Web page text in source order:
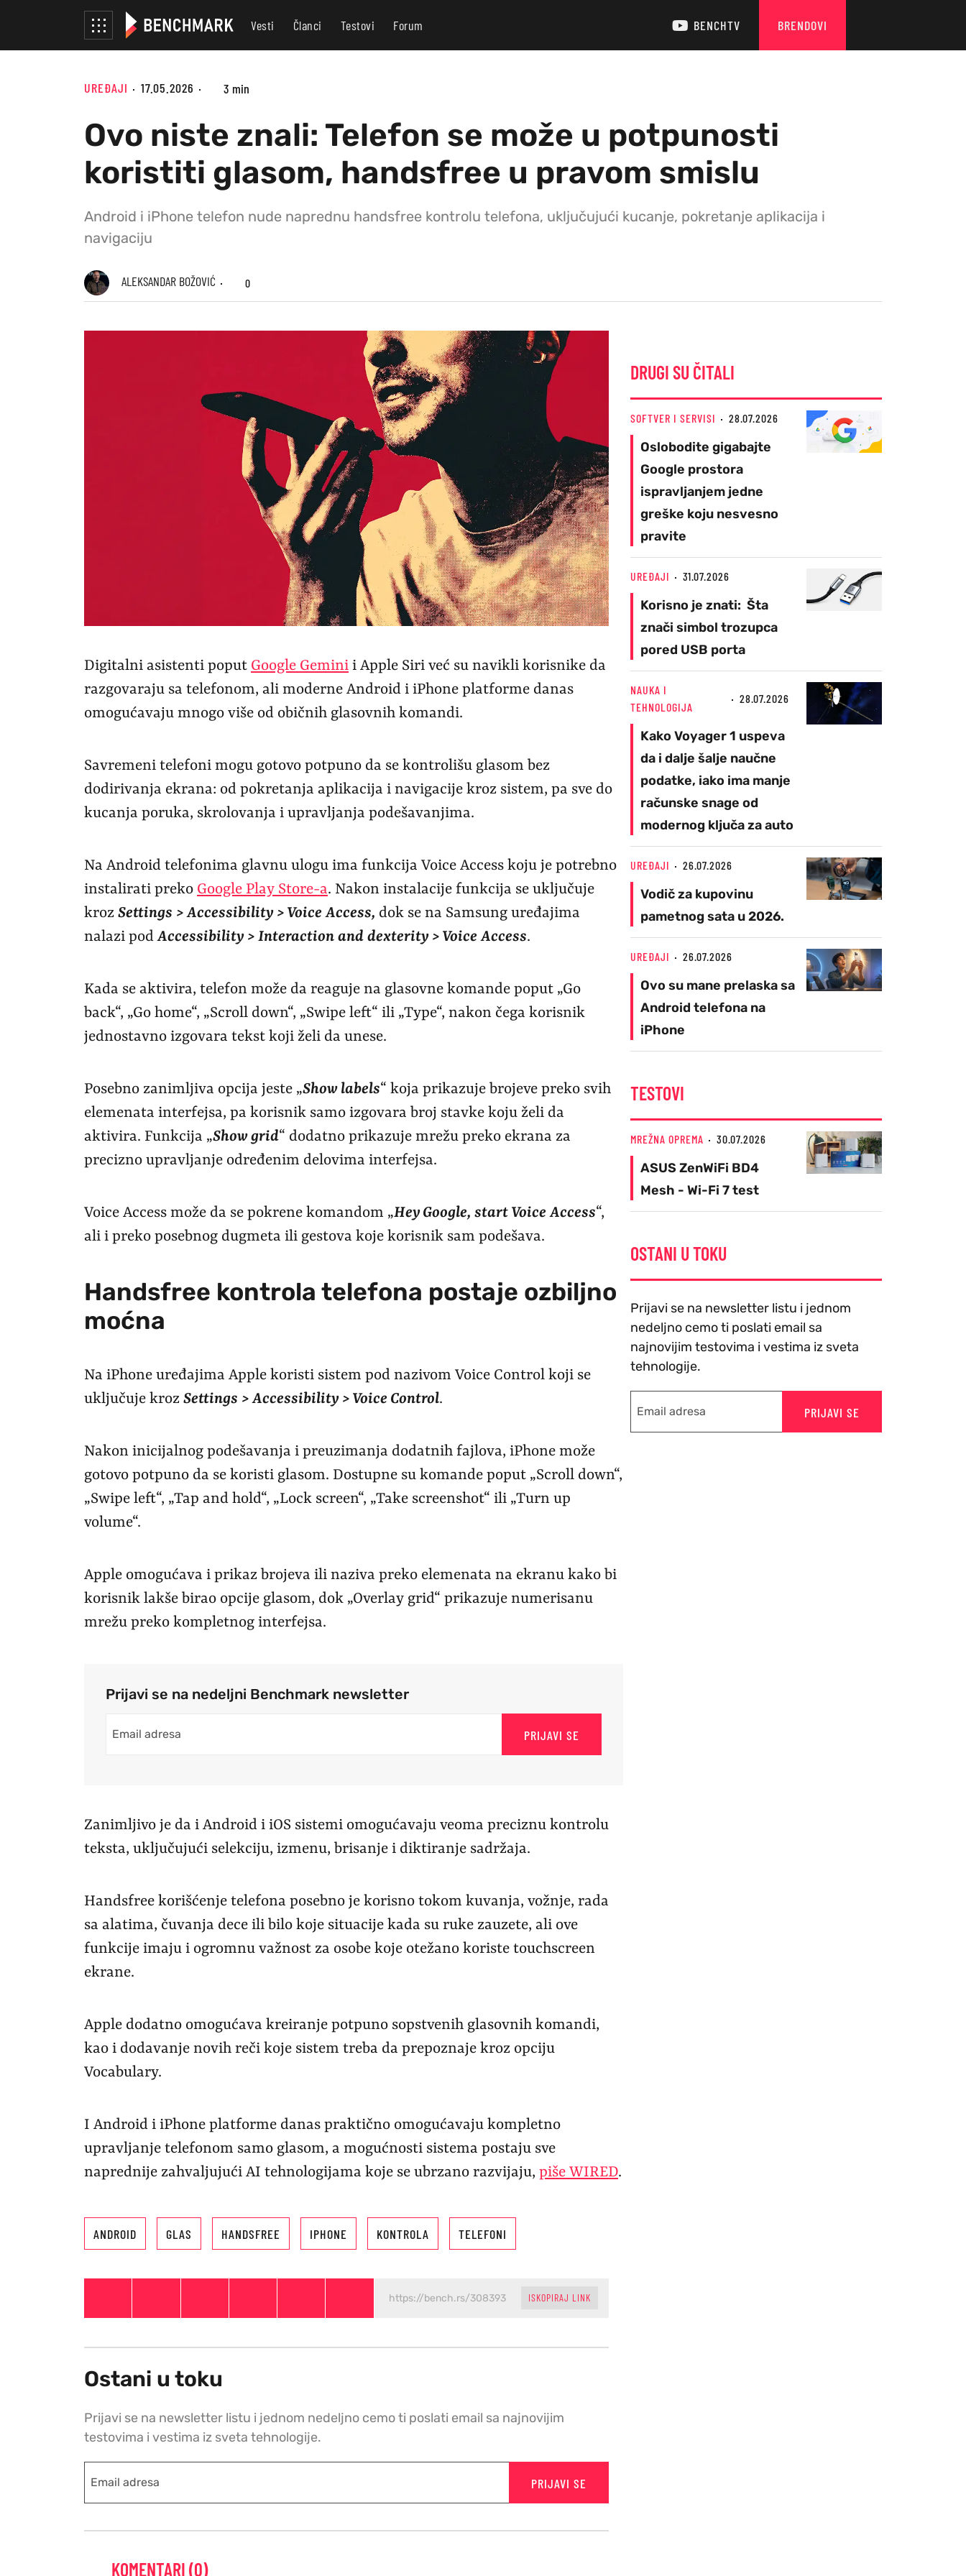
Vesti Članci Testovi Forum BENCHTV BRENDOVI
UREĐAJI 17.05.2026 3 min
Ovo niste znali: Telefon se može u potpunosti
koristiti glasom, handsfree u pravom smislu
Android i iPhone telefon nude naprednu handsfree kontrolu telefona, uključujući kucanje, pokretanje aplikacija i
navigaciju
ALEKSANDAR BOŽOVIĆ 0
Digitalni asistenti poput Google Gemini i Apple Siri već su navikli korisnike da
razgovaraju sa telefonom, ali moderne Android i iPhone platforme danas
omogućavaju mnogo više od običnih glasovnih komandi.
Savremeni telefoni mogu gotovo potpuno da se kontrolišu glasom bez
dodirivanja ekrana: od pokretanja aplikacija i navigacije kroz sistem, pa sve do
kucanja poruka, skrolovanja i upravljanja podešavanjima.
Na Android telefonima glavnu ulogu ima funkcija Voice Access koju je potrebno
instalirati preko Google Play Store-a. Nakon instalacije funkcija se uključuje
kroz Settings > Accessibility > Voice Access, dok se na Samsung uređajima
nalazi podAccessibility > Interaction and dexterity > Voice Access.
Kada se aktivira, telefon može da reaguje na glasovne komande poput „Go
back“, „Go home“, „Scroll down“, „Swipe left“ ili „Type“, nakon čega korisnik
jednostavno izgovara tekst koji želi da unese.
Posebno zanimljiva opcija jeste „Show labels“ koja prikazuje brojeve preko svih
elemenata interfejsa, pa korisnik samo izgovara broj stavke koju želi da
aktivira. Funkcija „Show grid“ dodatno prikazuje mrežu preko ekrana za
precizno upravljanje određenim delovima interfejsa.
Voice Access može da se pokrene komandom „Hey Google, start Voice Access“,
ali i preko posebnog dugmeta ili gestova koje korisnik sam podešava.
Handsfree kontrola telefona postaje ozbiljno
moćna
Na iPhone uređajima Apple koristi sistem pod nazivom Voice Control koji se
uključuje kroz Settings > Accessibility > Voice Control.
Nakon inicijalnog podešavanja i preuzimanja dodatnih fajlova, iPhone može
gotovo potpuno da se koristi glasom. Dostupne su komande poput „Scroll down“,
„Swipe left“, „Tap and hold“, „Lock screen“, „Take screenshot“ ili „Turn up
volume“.
Apple omogućava i prikaz brojeva ili naziva preko elemenata na ekranu kako bi
korisnik lakše birao opcije glasom, dok „Overlay grid“ prikazuje numerisanu
mrežu preko kompletnog interfejsa.
Prijavi se na nedeljni Benchmark newsletter
PRIJAVI SE
Zanimljivo je da i Android i iOS sistemi omogućavaju veoma preciznu kontrolu
teksta, uključujući selekciju, izmenu, brisanje i diktiranje sadržaja.
Handsfree korišćenje telefona posebno je korisno tokom kuvanja, vožnje, rada
sa alatima, čuvanja dece ili bilo koje situacije kada su ruke zauzete, ali ove
funkcije imaju i ogromnu važnost za osobe koje otežano koriste touchscreen
ekrane.
Apple dodatno omogućava kreiranje potpuno sopstvenih glasovnih komandi,
kao i dodavanje novih reči koje sistem treba da prepoznaje kroz opciju
Vocabulary.
I Android i iPhone platforme danas praktično omogućavaju kompletno
upravljanje telefonom samo glasom, a mogućnosti sistema postaju sve
naprednije zahvaljujući AI tehnologijama koje se ubrzano razvijaju, piše WIRED.
ANDROID GLAS HANDSFREE IPHONE KONTROLA TELEFONI
ISKOPIRAJ LINK
Ostani u toku
Prijavi se na newsletter listu i jednom nedeljno cemo ti poslati email sa najnovijim
testovima i vestima iz sveta tehnologije.
PRIJAVI SE
KOMENTARI (0)
DRUGI SU ČITALI
SOFTVER I SERVISI 28.07.2026
Oslobodite gigabajte
Google prostora
ispravljanjem jedne
greške koju nesvesno
pravite
UREĐAJI 31.07.2026
Korisno je znati: Šta
znači simbol trozupca
pored USB porta
NAUKA I
TEHNOLOGIJA
28.07.2026
Kako Voyager 1 uspeva
da i dalje šalje naučne
podatke, iako ima manje
računske snage od
modernog ključa za auto
UREĐAJI 26.07.2026
Vodič za kupovinu
pametnog sata u 2026.
UREĐAJI 26.07.2026
Ovo su mane prelaska sa
Android telefona na
iPhone
TESTOVI
MREŽNA OPREMA 30.07.2026
ASUS ZenWiFi BD4
Mesh - Wi-Fi 7 test
OSTANI U TOKU
Prijavi se na newsletter listu i jednom
nedeljno cemo ti poslati email sa
najnovijim testovima i vestima iz sveta
tehnologije.
PRIJAVI SE